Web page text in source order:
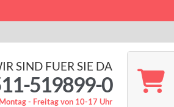
SIND FUER SIE DA
519899-0
Montag - Freitag von 10-17 Uhr